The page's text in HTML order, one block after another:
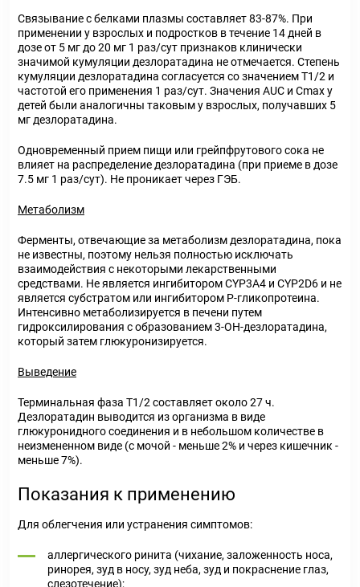
Связывание с белками плазмы составляет 83-87%. При
применении у взрослых и подростков в течение 14 дней в
дозе от 5 мг до 20 мг 1 раз/сут признаков клинически
значимой кумуляции дезлоратадина не отмечается. Степень
кумуляции дезлоратадина согласуется со значением T1/2 и
частотой его применения 1 раз/сут. Значения AUC и Cmax у
детей были аналогичны таковым у взрослых, получавших 5
мг дезлоратадина.
Одновременный прием пищи или грейпфрутового сока не
влияет на распределение дезлоратадина (при приеме в дозе
7.5 мг 1 раз/сут). Не проникает через ГЭБ.
Метаболизм
Ферменты, отвечающие за метаболизм дезлоратадина, пока
не известны, поэтому нельзя полностью исключать
взаимодействия с некоторыми лекарственными
средствами. Не является ингибитором CYP3A4 и CYP2D6 и не
является субстратом или ингибитором Р-гликопротеина.
Интенсивно метаболизируется в печени путем
гидроксилирования с образованием 3-ОН-дезлоратадина,
который затем глюкуронизируется.
Выведение
Терминальная фаза T1/2 составляет около 27 ч.
Дезлоратадин выводится из организма в виде
глюкуронидного соединения и в небольшом количестве в
неизмененном виде (с мочой - меньше 2% и через кишечник -
меньше 7%).
Показания к применению
Для облегчения или устранения симптомов:
аллергического ринита (чихание, заложенность носа,
ринорея, зуд в носу, зуд неба, зуд и покраснение глаз,
слезотечение);